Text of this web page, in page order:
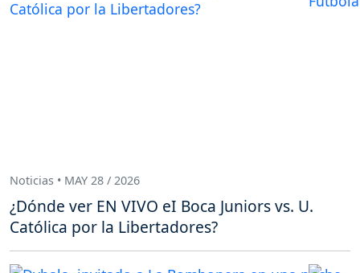
Noticias • MAY 28 / 2026
¿Dónde ver EN VIVO eI Boca Juniors vs. U.
Católica por la Libertadores?